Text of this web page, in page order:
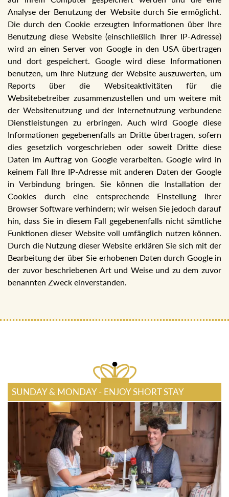
Analyse der Benutzung der Website durch Sie ermöglicht.
Die durch den Cookie erzeugten Informationen über Ihre
Benutzung diese Website (einschließlich Ihrer IP-Adresse)
wird an einen Server von Google in den USA übertragen
und dort gespeichert. Google wird diese Informationen
benutzen, um Ihre Nutzung der Website auszuwerten, um
Reports über die Websiteaktivitäten für die
Websitebetreiber zusammenzustellen und um weitere mit
der Websitenutzung und der Internetnutzung verbundene
Dienstleistungen zu erbringen. Auch wird Google diese
Informationen gegebenenfalls an Dritte übertragen, sofern
dies gesetzlich vorgeschrieben oder soweit Dritte diese
Daten im Auftrag von Google verarbeiten. Google wird in
keinem Fall Ihre IP-Adresse mit anderen Daten der Google
in Verbindung bringen. Sie können die Installation der
Cookies durch eine entsprechende Einstellung Ihrer
Browser Software verhindern; wir weisen Sie jedoch darauf
hin, dass Sie in diesem Fall gegebenenfalls nicht sämtliche
Funktionen dieser Website voll umfänglich nutzen können.
Durch die Nutzung dieser Website erklären Sie sich mit der
Bearbeitung der über Sie erhobenen Daten durch Google in
der zuvor beschriebenen Art und Weise und zu dem zuvor
benannten Zweck einverstanden.
SUNDAY & MONDAY - ENJOY SHORT STAY